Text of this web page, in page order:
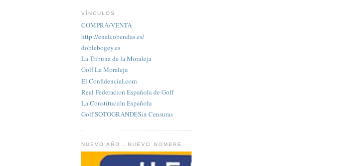
VÍNCULOS
COMPRA/VENTA
http://enalcobendas.es/
doblebogey.es
La Tribuna de la Moraleja
Golf La Moraleja
El Confidencial.com
Real Federacion Española de Golf
La Constitución Española
Golf SOTOGRANDESin Censuras
NUEVO AÑO...NUEVO NOMBRE